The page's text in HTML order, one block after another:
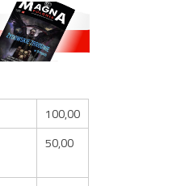
100,00
50,00